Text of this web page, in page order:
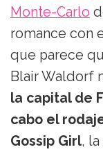
Monte-Carlo
romance con
que parece
Blair Waldorf
la capital de
cabo el
Gossip Girl,